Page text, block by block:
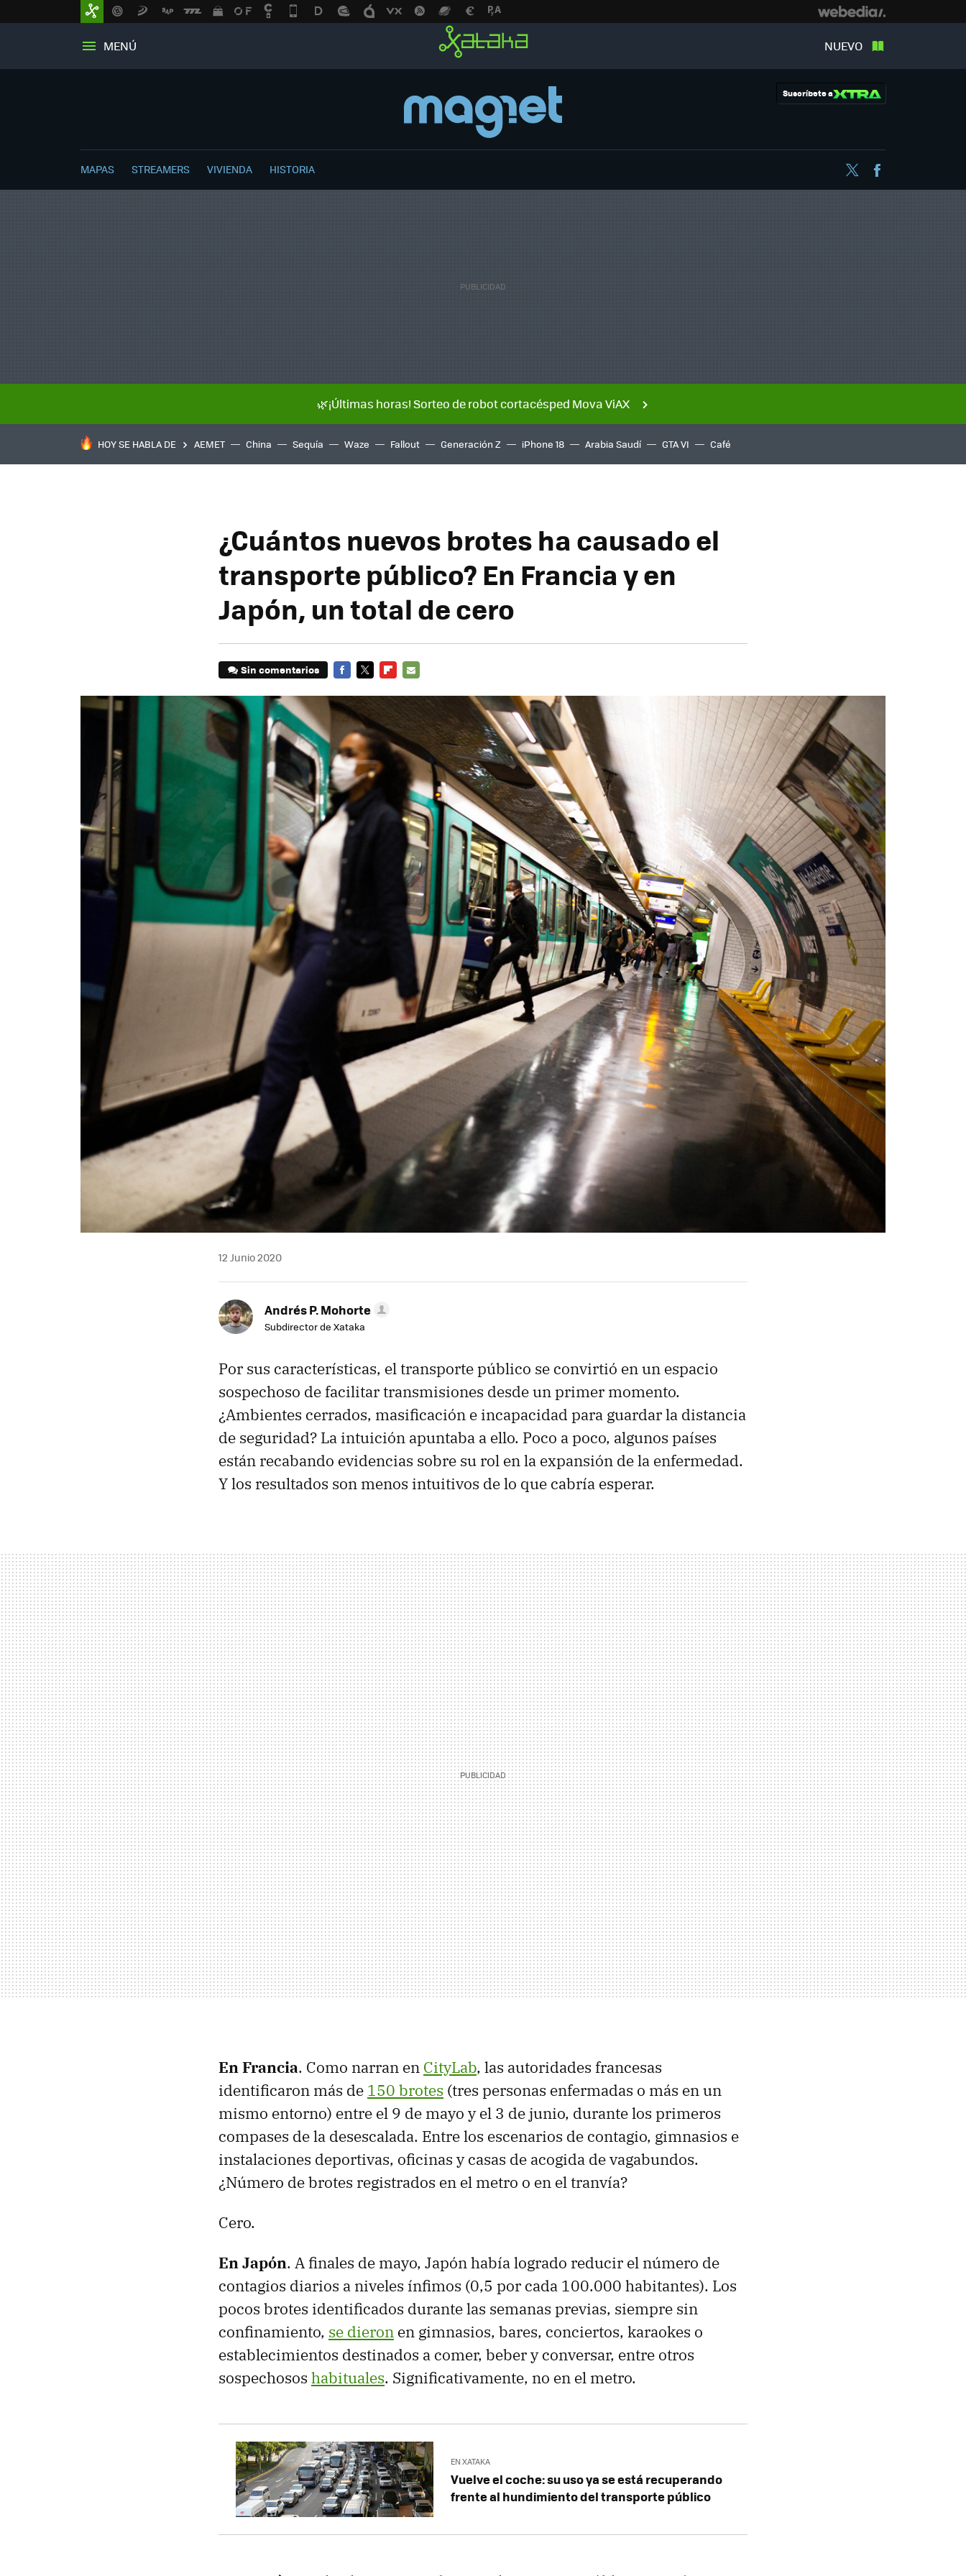
MENÚ NUEVO
Suscríbete a
MAPAS STREAMERS VIVIENDA HISTORIA Twitter
🌿¡Últimas horas! Sorteo de robot cortacésped Mova ViAX
HOY SE HABLA DE AEMET China Sequía Waze Fallout Generación Z iPhone 18 Arabia Saudí GTA VI Café
¿Cuántos nuevos brotes ha causado el
transporte público? En Francia y en
Japón, un total de cero
Sin comentarios
MAIL
12 Junio 2020
Andrés P. Mohorte
Subdirector de Xataka
Por sus características, el transporte público se convirtió en un espacio
sospechoso de facilitar transmisiones desde un primer momento.
¿Ambientes cerrados, masificación e incapacidad para guardar la distancia
de seguridad? La intuición apuntaba a ello. Poco a poco, algunos países
están recabando evidencias sobre su rol en la expansión de la enfermedad.
Y los resultados son menos intuitivos de lo que cabría esperar.
En Francia. Como narran en CityLab, las autoridades francesas
identificaron más de 150 brotes (tres personas enfermadas o más en un
mismo entorno) entre el 9 de mayo y el 3 de junio, durante los primeros
compases de la desescalada. Entre los escenarios de contagio, gimnasios e
instalaciones deportivas, oficinas y casas de acogida de vagabundos.
¿Número de brotes registrados en el metro o en el tranvía?
Cero.
En Japón. A finales de mayo, Japón había logrado reducir el número de
contagios diarios a niveles ínfimos (0,5 por cada 100.000 habitantes). Los
pocos brotes identificados durante las semanas previas, siempre sin
confinamiento, se dieron en gimnasios, bares, conciertos, karaokes o
establecimientos destinados a comer, beber y conversar, entre otros
sospechosos habituales. Significativamente, no en el metro.
EN XATAKA
Vuelve el coche: su uso ya se está recuperando
frente al hundimiento del transporte público